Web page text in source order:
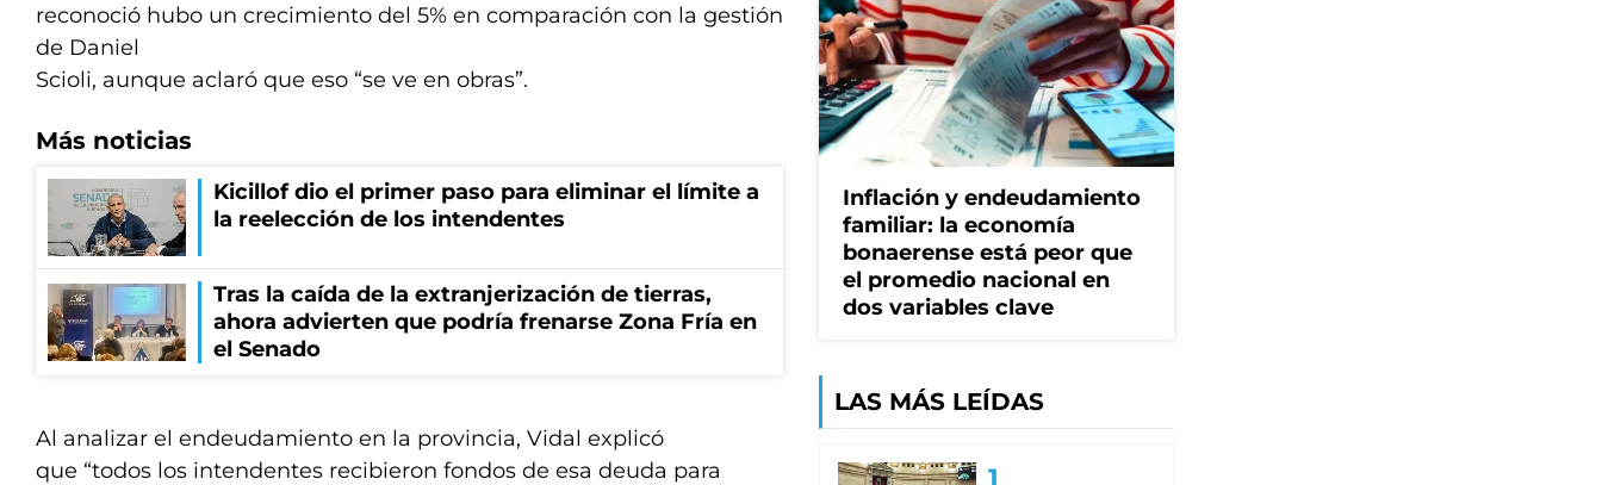
reconoció hubo un crecimiento del 5% en comparación con la gestión
de Daniel
Scioli, aunque aclaró que eso “se ve en obras”.
Más noticias
Kicillof dio el primer paso para eliminar el límite a
la reelección de los intendentes
Tras la caída de la extranjerización de tierras,
ahora advierten que podría frenarse Zona Fría en
el Senado
Al analizar el endeudamiento en la provincia, Vidal explicó
que “todos los intendentes recibieron fondos de esa deuda para
Inflación y endeudamiento
familiar: la economía
bonaerense está peor que
el promedio nacional en
dos variables clave
LAS MÁS LEÍDAS